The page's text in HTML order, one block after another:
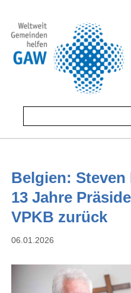
Belgien:
13 Jahre
VPKB zurück
06.01.2026